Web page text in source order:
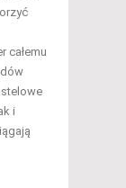
całemu
i